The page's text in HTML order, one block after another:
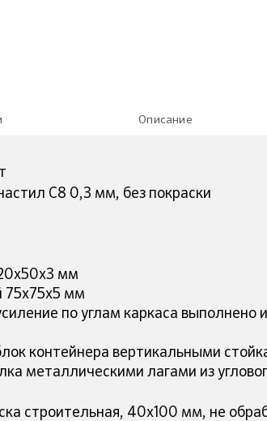
Описание
С8 0,3 мм, без покраски
мм
75х75х5 мм
по углам каркаса выполнено
контейнера вертикальными
металлическими лагами из
строительная, 40х100 мм, не